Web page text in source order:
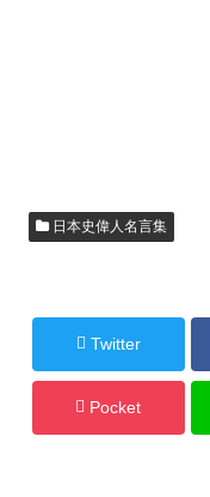
日本史偉人名言集
Twitter
Pocket